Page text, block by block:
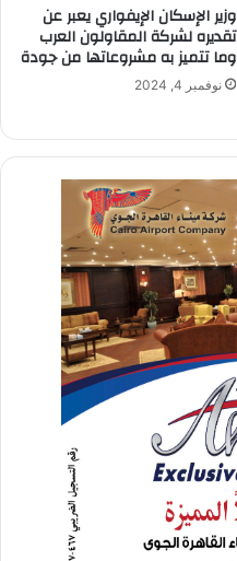
وزير الإسكان الإيفواري يعبر عن
تقديره لشركة المقاولون العرب
وما تتميز به مشروعاتها من جودة
نوفمبر 4, 2024